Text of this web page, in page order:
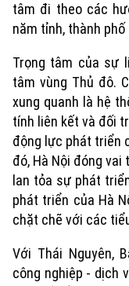
tâm đi theo các
năm tỉnh, thành phố
Trọng tâm của sự
tâm vùng Thủ đô.
xung quanh là hệ
tính liên kết và đối
động lực phát triển
đó, Hà Nội đóng
lan tỏa sự phát
phát triển của Hà
chặt chẽ với các
Với Thái Nguyên,
công nghiệp - dịch